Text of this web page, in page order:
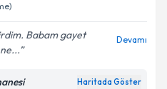
Babam gayet
Devamı
Haritada Göster